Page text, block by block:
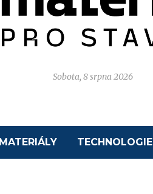
Sobota, 8 srpna 2026
MATERIÁLY TECHNOLOGIE